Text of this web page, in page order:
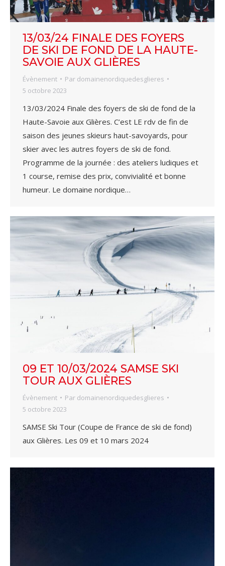
13/03/24 FINALE DES FOYERS
DE SKI DE FOND DE LA HAUTE-
SAVOIE AUX GLIÈRES
Évènement Par domainenordiquedesglieres
5 octobre 2023
13/03/2024 Finale des foyers de ski de fond de la
Haute-Savoie aux Glières. C’est LE rdv de fin de
saison des jeunes skieurs haut-savoyards, pour
skier avec les autres foyers de ski de fond.
Programme de la journée : des ateliers ludiques et
1 course, remise des prix, convivialité et bonne
humeur. Le domaine nordique…
09 ET 10/03/2024 SAMSE SKI
TOUR AUX GLIÈRES
Évènement Par domainenordiquedesglieres
5 octobre 2023
SAMSE Ski Tour (Coupe de France de ski de fond)
aux Glières. Les 09 et 10 mars 2024